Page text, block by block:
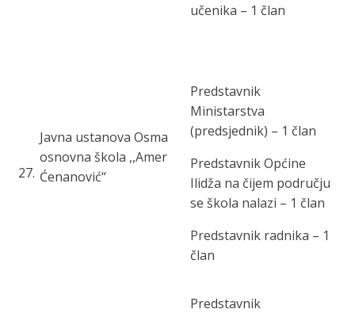
učenika – 1 član
27.
Javna ustanova Osma
osnovna škola ,,Amer
Ćenanović“
Predstavnik
Ministarstva
(predsjednik) – 1 član
Predstavnik Općine
Ilidža na čijem području
se škola nalazi – 1 član
Predstavnik radnika – 1
član
Predstavnik